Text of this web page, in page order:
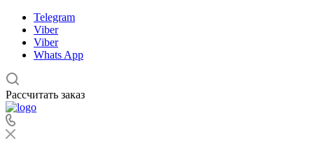
Telegram
Viber
Viber
Whats App
Рассчитать заказ